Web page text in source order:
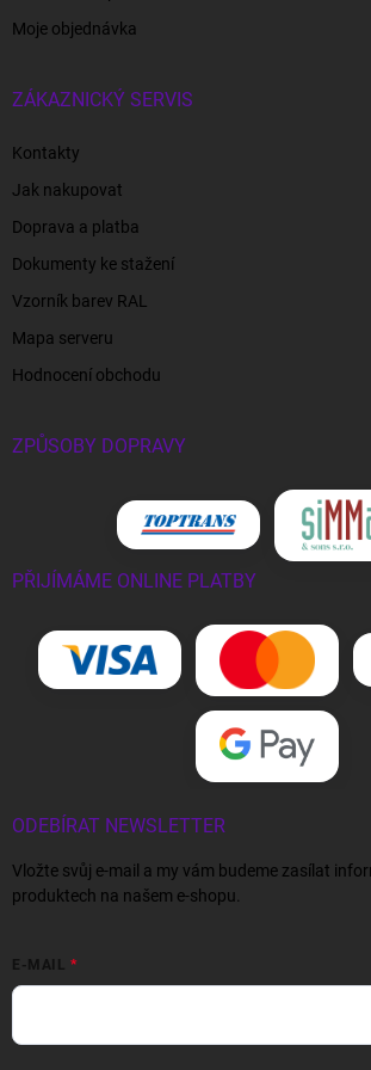
Moje objednávka
ZÁKAZNICKÝ SERVIS
Kontakty
Jak nakupovat
Doprava a platba
Dokumenty ke stažení
Vzorník barev RAL
Mapa serveru
Hodnocení obchodu
ZPŮSOBY DOPRAVY
PŘIJÍMÁME ONLINE PLATBY
ODEBÍRAT NEWSLETTER
Vložte svůj e-mail a my vám budeme zasílat
produktech na našem e-shopu.
E-MAIL